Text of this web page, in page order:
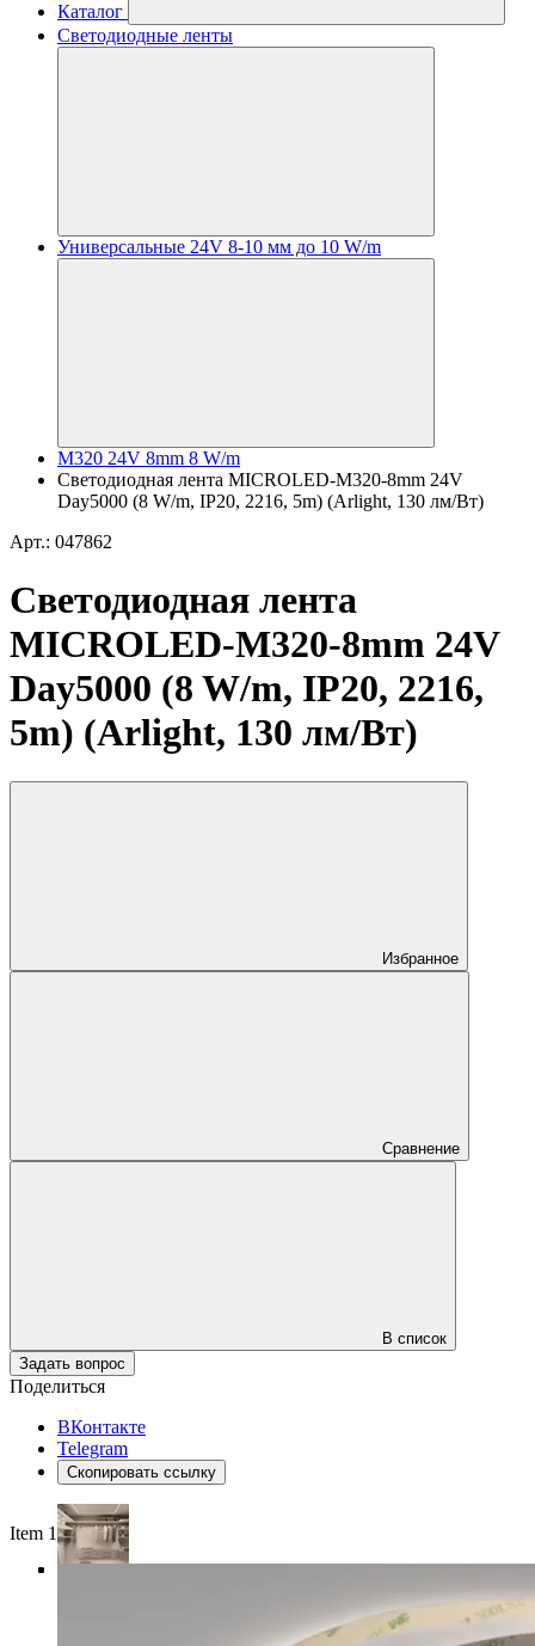
Каталог
Светодиодные ленты
Универсальные 24V 8-10 мм до 10 W/m
M320 24V 8mm 8 W/m
Светодиодная лента MICROLED-M320-8mm 24V
Day5000 (8 W/m, IP20, 2216, 5m) (Arlight, 130 лм/Вт)
Арт.: 047862
Светодиодная лента
MICROLED-M320-8mm 24V
Day5000 (8 W/m, IP20, 2216,
5m) (Arlight, 130 лм/Вт)
Избранное
Сравнение
В список
Задать вопрос
Поделиться
ВКонтакте
Telegram
Скопировать ссылку
Item 1 of 4